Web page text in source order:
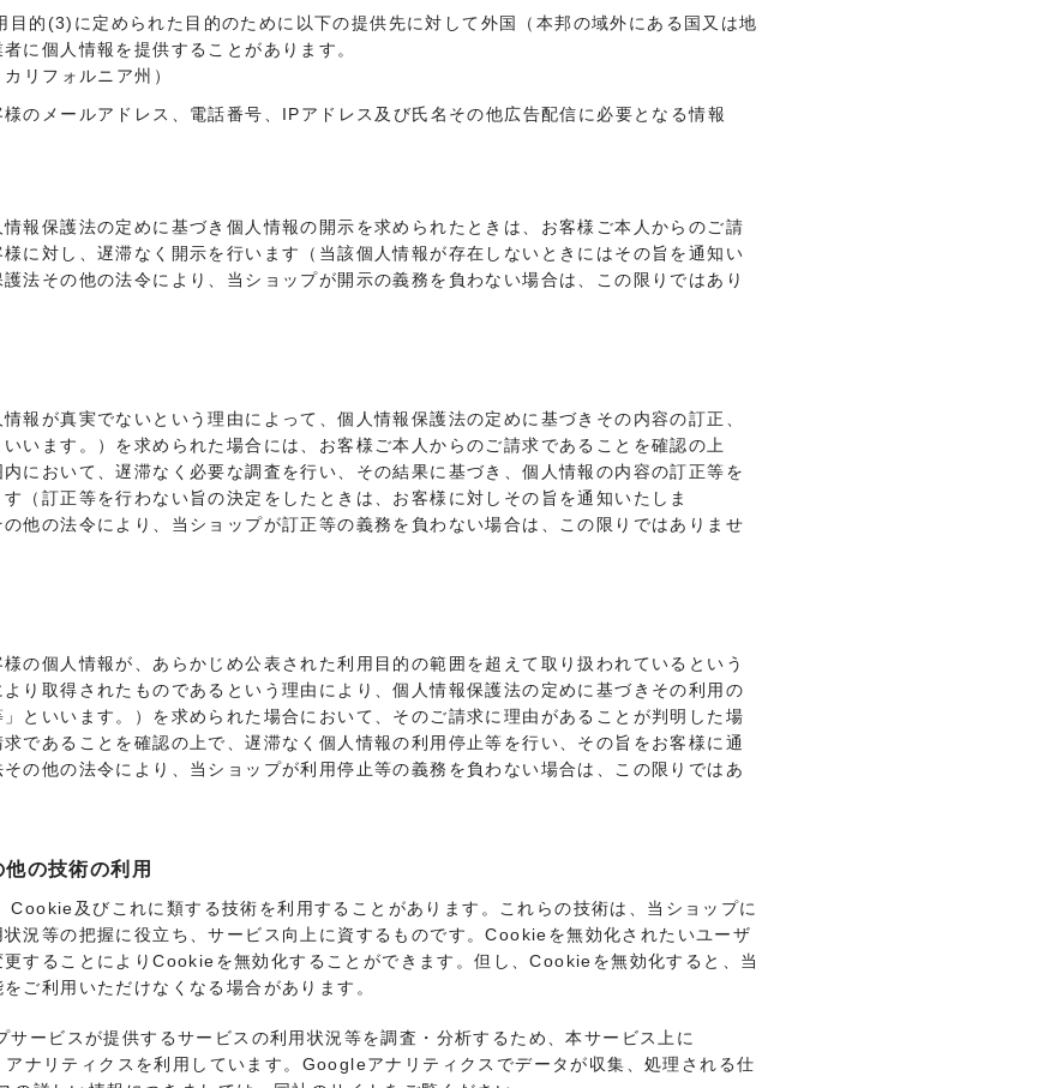
的(3)に定められた目的のために以下の提供先に対して外国（本邦の域外にある国又は地
に個人情報を提供することがあります。
リフォルニア州）
様のメールアドレス、電話番号、IPアドレス及び氏名その他広告配信に必要となる情報
報保護法の定めに基づき個人情報の開示を求められたときは、お客様ご本人からのご請
に対し、遅滞なく開示を行います（当該個人情報が存在しないときにはその旨を通知い
法その他の法令により、当ショップが開示の義務を負わない場合は、この限りではあり
報が真実でないという理由によって、個人情報保護法の定めに基づきその内容の訂正、
います。）を求められた場合には、お客様ご本人からのご請求であることを確認の上
において、遅滞なく必要な調査を行い、その結果に基づき、個人情報の内容の訂正等を
（訂正等を行わない旨の決定をしたときは、お客様に対しその旨を通知いたしま
他の法令により、当ショップが訂正等の義務を負わない場合は、この限りではありませ
の個人情報が、あらかじめ公表された利用目的の範囲を超えて取り扱われているという
り取得されたものであるという理由により、個人情報保護法の定めに基づきその利用の
といいます。）を求められた場合において、そのご請求に理由があることが判明した場
であることを確認の上で、遅滞なく個人情報の利用停止等を行い、その旨をお客様に通
の他の法令により、当ショップが利用停止等の義務を負わない場合は、この限りではあ
の技術の利用
Cookie及びこれに類する技術を利用することがあります。これらの技術は、当ショップに
況等の把握に役立ち、サービス向上に資するものです。Cookieを無効化されたいユーザ
することによりCookieを無効化することができます。但し、Cookieを無効化すると、当
ご利用いただけなくなる場合があります。
サービスが提供するサービスの利用状況等を調査・分析するため、本サービス上に
ナリティクスを利用しています。Googleアナリティクスでデータが収集、処理される仕